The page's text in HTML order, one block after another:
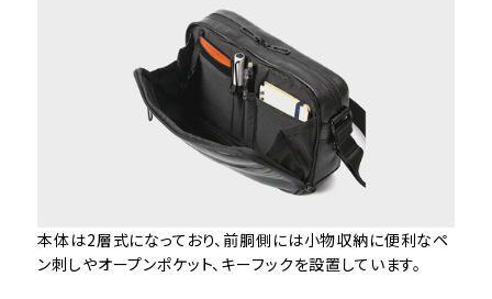
本体は2層式になっており、前胴側には小物収納に便利なペ
ン刺しやオープンポケット、キーフックを設置しています。